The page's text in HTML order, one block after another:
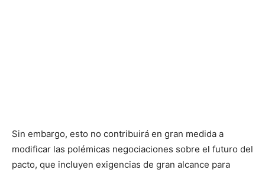
Sin embargo, esto no contribuirá en gran medida a
modificar las polémicas negociaciones sobre el futuro del
pacto, que incluyen exigencias de gran alcance para